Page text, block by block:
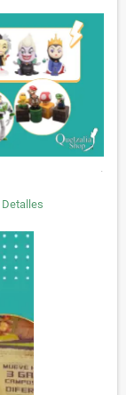
.
Detalles